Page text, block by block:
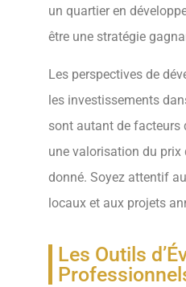
un quartier en
être une stratégie
Les perspectives de
les investissements
sont autant de facteurs
une valorisation du prix
donné. Soyez attentif
locaux et aux projets
Les Outils